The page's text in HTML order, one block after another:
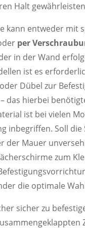
Halt
kann entweder mit
per
in der Wand
ist es
Dübel zur
das hierbei
ist bei vielen
inbegriffen. Soll die
der Mauer
zum
die optimale
sicher zu